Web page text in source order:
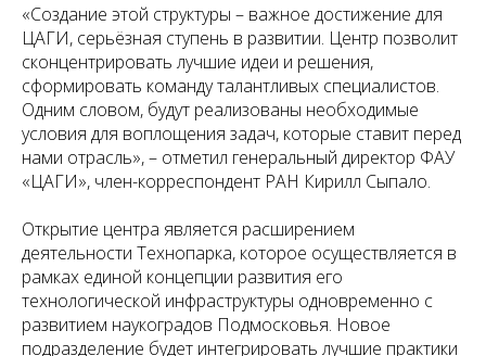
«Создание этой структуры – важное достижение для
ЦАГИ, серьёзная ступень в развитии. Центр позволит
сконцентрировать лучшие идеи и решения,
сформировать команду талантливых специалистов.
Одним словом, будут реализованы необходимые
условия для воплощения задач, которые ставит перед
нами отрасль», – отметил генеральный директор ФАУ
«ЦАГИ», член-корреспондент РАН Кирилл Сыпало.
Открытие центра является расширением
деятельности Технопарка, которое осуществляется в
рамках единой концепции развития его
технологической инфраструктуры одновременно с
развитием наукоградов Подмосковья. Новое
подразделение будет интегрировать лучшие практики